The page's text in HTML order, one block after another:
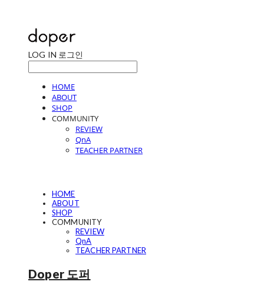
LOG IN 로그인
HOME
ABOUT
SHOP
COMMUNITY
REVIEW
QnA
TEACHER PARTNER
HOME
ABOUT
SHOP
COMMUNITY
REVIEW
QnA
TEACHER PARTNER
Doper 도퍼